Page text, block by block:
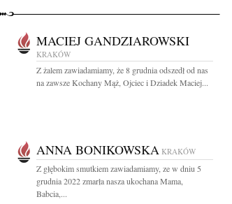
MACIEJ GANDZIAROWSKI
KRAKÓW
Z żalem zawiadamiamy, że 8 grudnia odszedł od nas
na zawsze Kochany Mąż, Ojciec i Dziadek Maciej...
ANNA BONIKOWSKA KRAKÓW
Z głębokim smutkiem zawiadamiamy, ze w dniu 5
grudnia 2022 zmarła nasza ukochana Mama,
Babcia,...